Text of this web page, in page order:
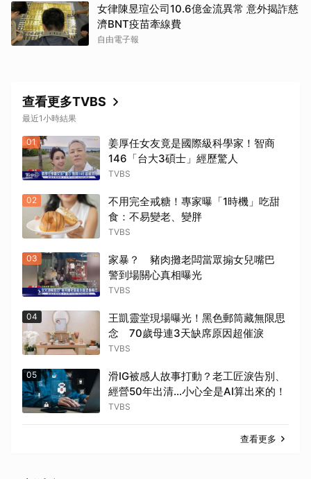
女律陳昱瑄公司10.6億金流異常 意外揭詐慈
濟BNT疫苗牽線費
自由電子報
查看更多TVBS
最近1小時結果
01
姜厚任女友竟是國際級科學家！智商
146「台大3碩士」經歷驚人
TVBS
02
不用完全戒糖！專家曝「1時機」吃甜
食：不易變老、變胖
TVBS
03
家暴？ 豬肉攤老闆當眾搧女兒嘴巴
警到場關心真相曝光
TVBS
04
王凱靈堂現場曝光！黑色郵筒藏無限思
念 70歲母連3天缺席原因超催淚
TVBS
05
滑IG被感人故事打動？老工匠淚告別、
經營50年出清…小心全是AI算出來的！
TVBS
查看更多